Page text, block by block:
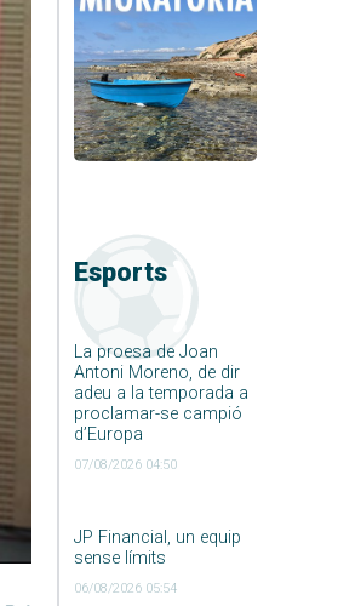
Esports
La proesa de Joan
Antoni Moreno, de dir
adeu a la temporada a
proclamar-se campió
d’Europa
07/08/2026 04:50
JP Financial, un equip
sense límits
06/08/2026 05:54